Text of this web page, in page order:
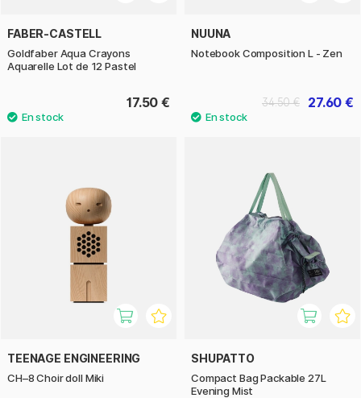
FABER-CASTELL
Goldfaber Aqua Crayons
Aquarelle Lot de 12 Pastel
17.50 €
NUUNA
Notebook Composition L - Zen
27.60 €
34.50 €
TEENAGE ENGINEERING
CH–8 Choir doll Miki
SHUPATTO
Compact Bag Packable 27L
Evening Mist